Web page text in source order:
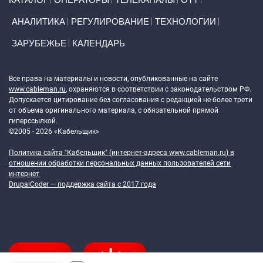
АНАЛИТИКА РЕГУЛИРОВАНИЕ ТЕХНОЛОГИИ
ЗАРУБЕЖЬЕ КАЛЕНДАРЬ
Все права на материалы и новости, опубликованные на сайте
www.cableman.ru, охраняются в соответствии с законодательством РФ.
Допускается цитирование без согласования с редакцией не более трети
от объема оригинального материала, с обязательной прямой
гиперссылкой.
©2005 - 2026 «Кабельщик»
Политика сайта "Кабельщик" (интернет-адреса www.cableman.ru) в
отношении обработки персональных данных пользователей сети
интернет
DrupalCoder — поддержка сайта c 2017 года